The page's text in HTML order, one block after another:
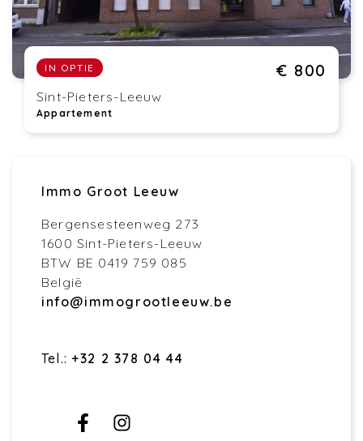
IN OPTIE € 800
Sint-Pieters-Leeuw
Appartement
Immo Groot Leeuw
Bergensesteenweg 273
1600 Sint-Pieters-Leeuw
BTW BE 0419 759 085
België
info@immogrootleeuw.be
Tel.: +32 2 378 04 44